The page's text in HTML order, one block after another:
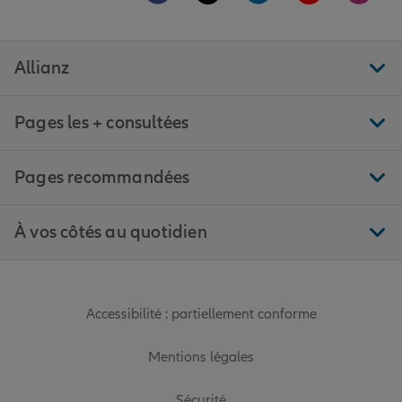
Allianz
Pages les + consultées
Pages recommandées
À vos côtés au quotidien
Accessibilité : partiellement conforme
Mentions légales